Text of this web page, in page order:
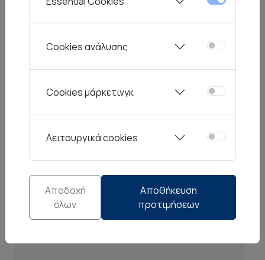
προσθέτει αξία στις υπηρεσίες τους, ο οίκος
και υπηρεσιών του. Οι καινοτόμες συλλογές
επιτραπέζιων ειδών, μελετημένες για χρήση
ειδικά από επαγγελματίες του κλάδου
ευκολία στο χειρισμό, την αντοχή στην σκληρή
χρήση και τις μεταβολές θερμοκρασίας,
εξασφαλίζοντας έτσι συνολικά την αντοχή
στον χρόνο.
Cookies ανάλυσης
Cookies μάρκετινγκ
Λειτουργικά cookies
Αποδοχή
όλων
Αποθήκευση
προτιμήσεων